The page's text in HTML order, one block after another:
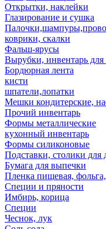
Открытки, наклейки
Глазирование и сушка
коврики, скалки
Фальш-ярусы
Вырубки, инвентарь
Бордюрная лента
кисти
шпатели,лопатки
Мешки кондитерские,
Прочий инвентарь
Формы металлические
кухонный инвентарь
Формы силиконовые
Подставки, столики для
Бумага для выпечки
Пленка пищевая,
Специи и пряности
Имбирь, корица
Специи
Чеснок, лук